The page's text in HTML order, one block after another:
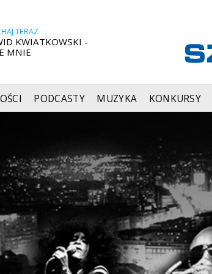
TERAZ
KWIATKOWSKI -
MNIE
PODCASTY MUZYKA KONKURSY